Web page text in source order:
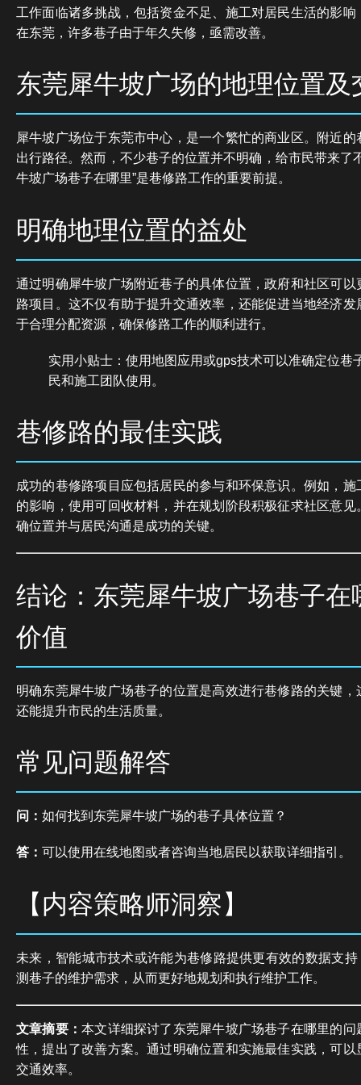
工作面临诸多挑战，包括资金不足、施工对居民生活的影
在东莞，许多巷子由于年久失修，亟需改善。
东莞犀牛坡广场的地理位置及
犀牛坡广场位于东莞市中心，是一个繁忙的商业区。附近
出行路径。然而，不少巷子的位置并不明确，给市民带来了
牛坡广场巷子在哪里”是巷修路工作的重要前提。
明确地理位置的益处
通过明确犀牛坡广场附近巷子的具体位置，政府和社区可
路项目。这不仅有助于提升交通效率，还能促进当地经济
于合理分配资源，确保修路工作的顺利进行。
实用小贴士：使用地图应用或gps技术可以准确定位巷
民和施工团队使用。
巷修路的最佳实践
成功的巷修路项目应包括居民的参与和环保意识。例如，
的影响，使用可回收材料，并在规划阶段积极征求社区意
确位置并与居民沟通是成功的关键。
结论：东莞犀牛坡广场巷子在
价值
明确东莞犀牛坡广场巷子的位置是高效进行巷修路的关键
还能提升市民的生活质量。
常见问题解答
问： 如何找到东莞犀牛坡广场的巷子具体位置？
答： 可以使用在线地图或者咨询当地居民以获取详细指引。
【内容策略师洞察】
未来，智能城市技术或许能为巷修路提供更有效的数据支
测巷子的维护需求，从而更好地规划和执行维护工作。
文章摘要：本文详细探讨了东莞犀牛坡广场巷子在哪里的
性，提出了改善方案。通过明确位置和实施最佳实践，可
交通效率。